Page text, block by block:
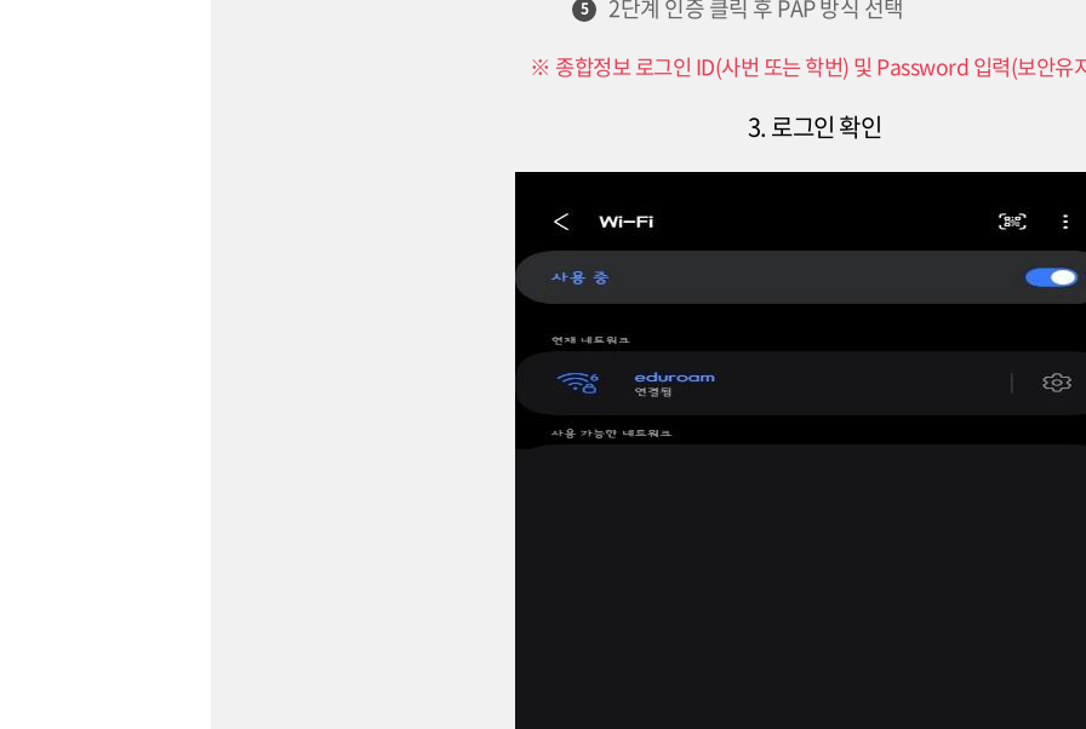
5 2단계 인증 클릭 후 PAP 방식 선택
※ 종합정보 로그인 ID(사번 또는 학번) 및 Password 입력(보안유
3. 로그인 확인